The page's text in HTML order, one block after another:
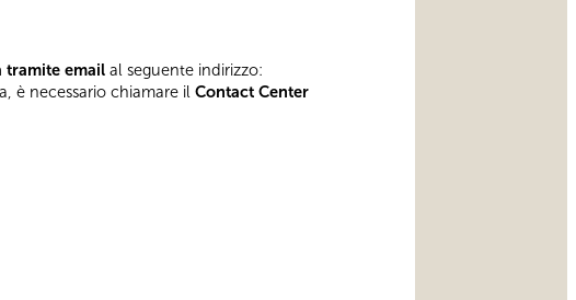
tramite email al seguente indirizzo:
è necessario chiamare il Contact Center